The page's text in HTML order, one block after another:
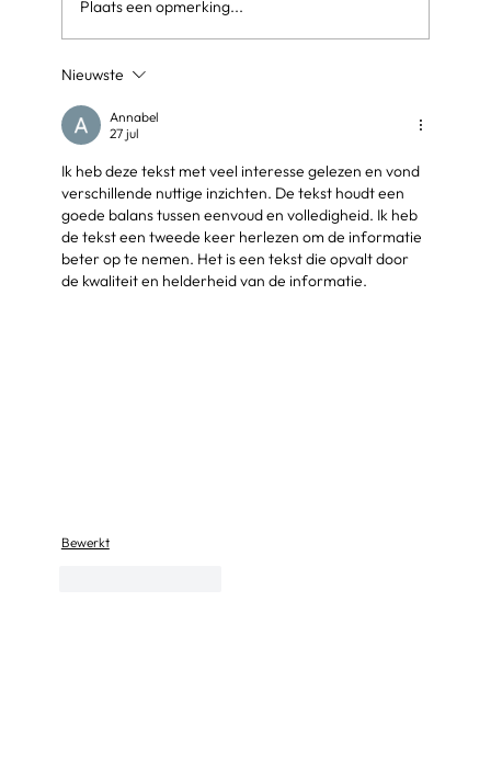
Plaats een opmerking...
Nieuwste
Annabel
27 jul
Ik heb deze tekst met veel interesse gelezen en vond
verschillende nuttige inzichten. De tekst houdt een
goede balans tussen eenvoud en volledigheid. Ik heb
de tekst een tweede keer herlezen om de informatie
beter op te nemen. Het is een tekst die opvalt door
de kwaliteit en helderheid van de informatie.
Bewerkt